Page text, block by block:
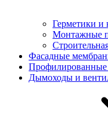
Герметики и
Монтажные
Фасадные
Дымоходы и